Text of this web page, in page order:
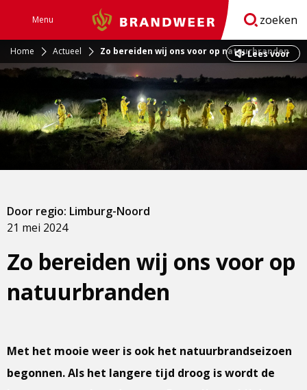
Menu Brandweer zoeken
Home Actueel Zo bereiden wij ons voor op natuurbranden
Lees voor
Zo bereiden wij ons voor op
natuurbranden
21 mei 2024
Door regio: Limburg-Noord
Met het mooie weer is ook het natuurbrandseizoen
begonnen. Als het langere tijd droog is wordt de